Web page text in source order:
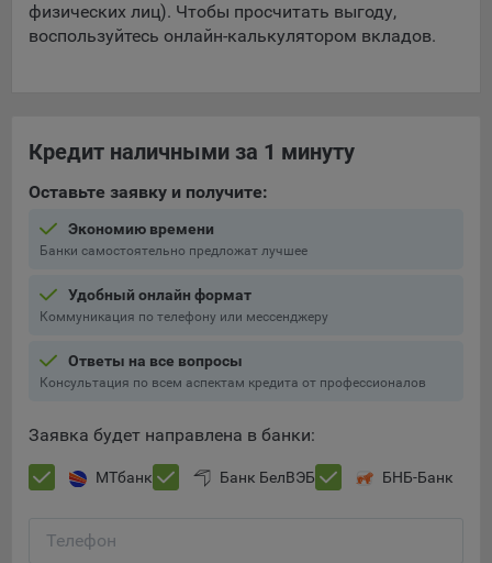
выявлять трудности, возникающие при использовании
сайта, а также позволяют оценить эффективность
9.5. Файлы cookie, применяемые для определения целевой
аудитории и в рекламных целях, например Яндекс.Метрика,
Технические/Функциональные, хранятся не более года;
Необходимые для функционирования веб-аналитических
платформ «Google Analytics», «Яндекс.Метрика»
передаются третьим лицам, часть из которых хранятся во
время пользования сайтом;
Остальные - не более года.
Отключение аналитических файлов cookie не позволяет
определять предпочтения пользователей сайта, в том числе
меры по совершенствованию работы сайта исходя из
физических лиц). Чтобы просчитать выгоду,
воспользуйтесь онлайн-калькулятором вкладов.
Кредит наличными за 1 минуту
Оставьте заявку и получите:
Экономию времени
Банки самостоятельно предложат лучшее
Удобный онлайн формат
Коммуникация по телефону или мессенджеру
Ответы на все вопросы
Консультация по всем аспектам кредита от профессионалов
Заявка будет направлена в банки:
МТбанк Банк БелВЭБ БНБ-Банк
Телефон